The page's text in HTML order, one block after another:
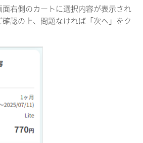
右側のカートに選択内容が表示され
確認の上、問題なければ「次へ」をク